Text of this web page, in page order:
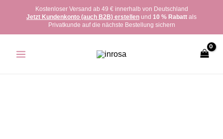
springen
Kostenloser Versand ab 49 € innerhalb von Deutschland
Jetzt Kundenkonto (auch B2B) erstellen und 10 % Rabatt als
Privatkunde auf die nächste Bestellung sichern